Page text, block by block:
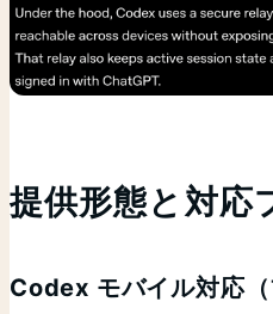
提供形態と対応
Codex モバイル対応（